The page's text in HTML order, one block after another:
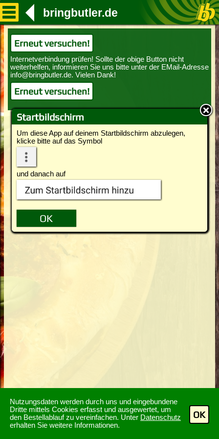
Nutzungsdaten werden durch uns und eingebundene
Dritte mittels Cookies erfasst und ausgewertet, um
den Bestellablauf zu vereinfachen. Unter Datenschutz
erhalten Sie weitere Informationen.
OK
Startbildschirm
Um diese App auf deinem Startbildschirm abzulegen,
klicke bitte auf das Symbol
und danach auf
bringbutler.de
Erneut versuchen!
Erneut versuchen!